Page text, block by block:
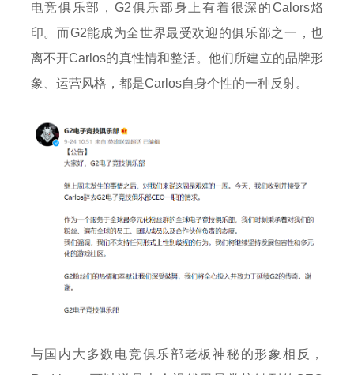
电竞俱乐部，G2俱乐部身上有着很深的Calors烙
印。而G2能成为全世界最受欢迎的俱乐部之一，也
离不开Carlos的真性情和整活。他们所建立的品牌形
象、运营风格，都是Carlos自身个性的一种反射。
与国内大多数电竞俱乐部老板神秘的形象相反，